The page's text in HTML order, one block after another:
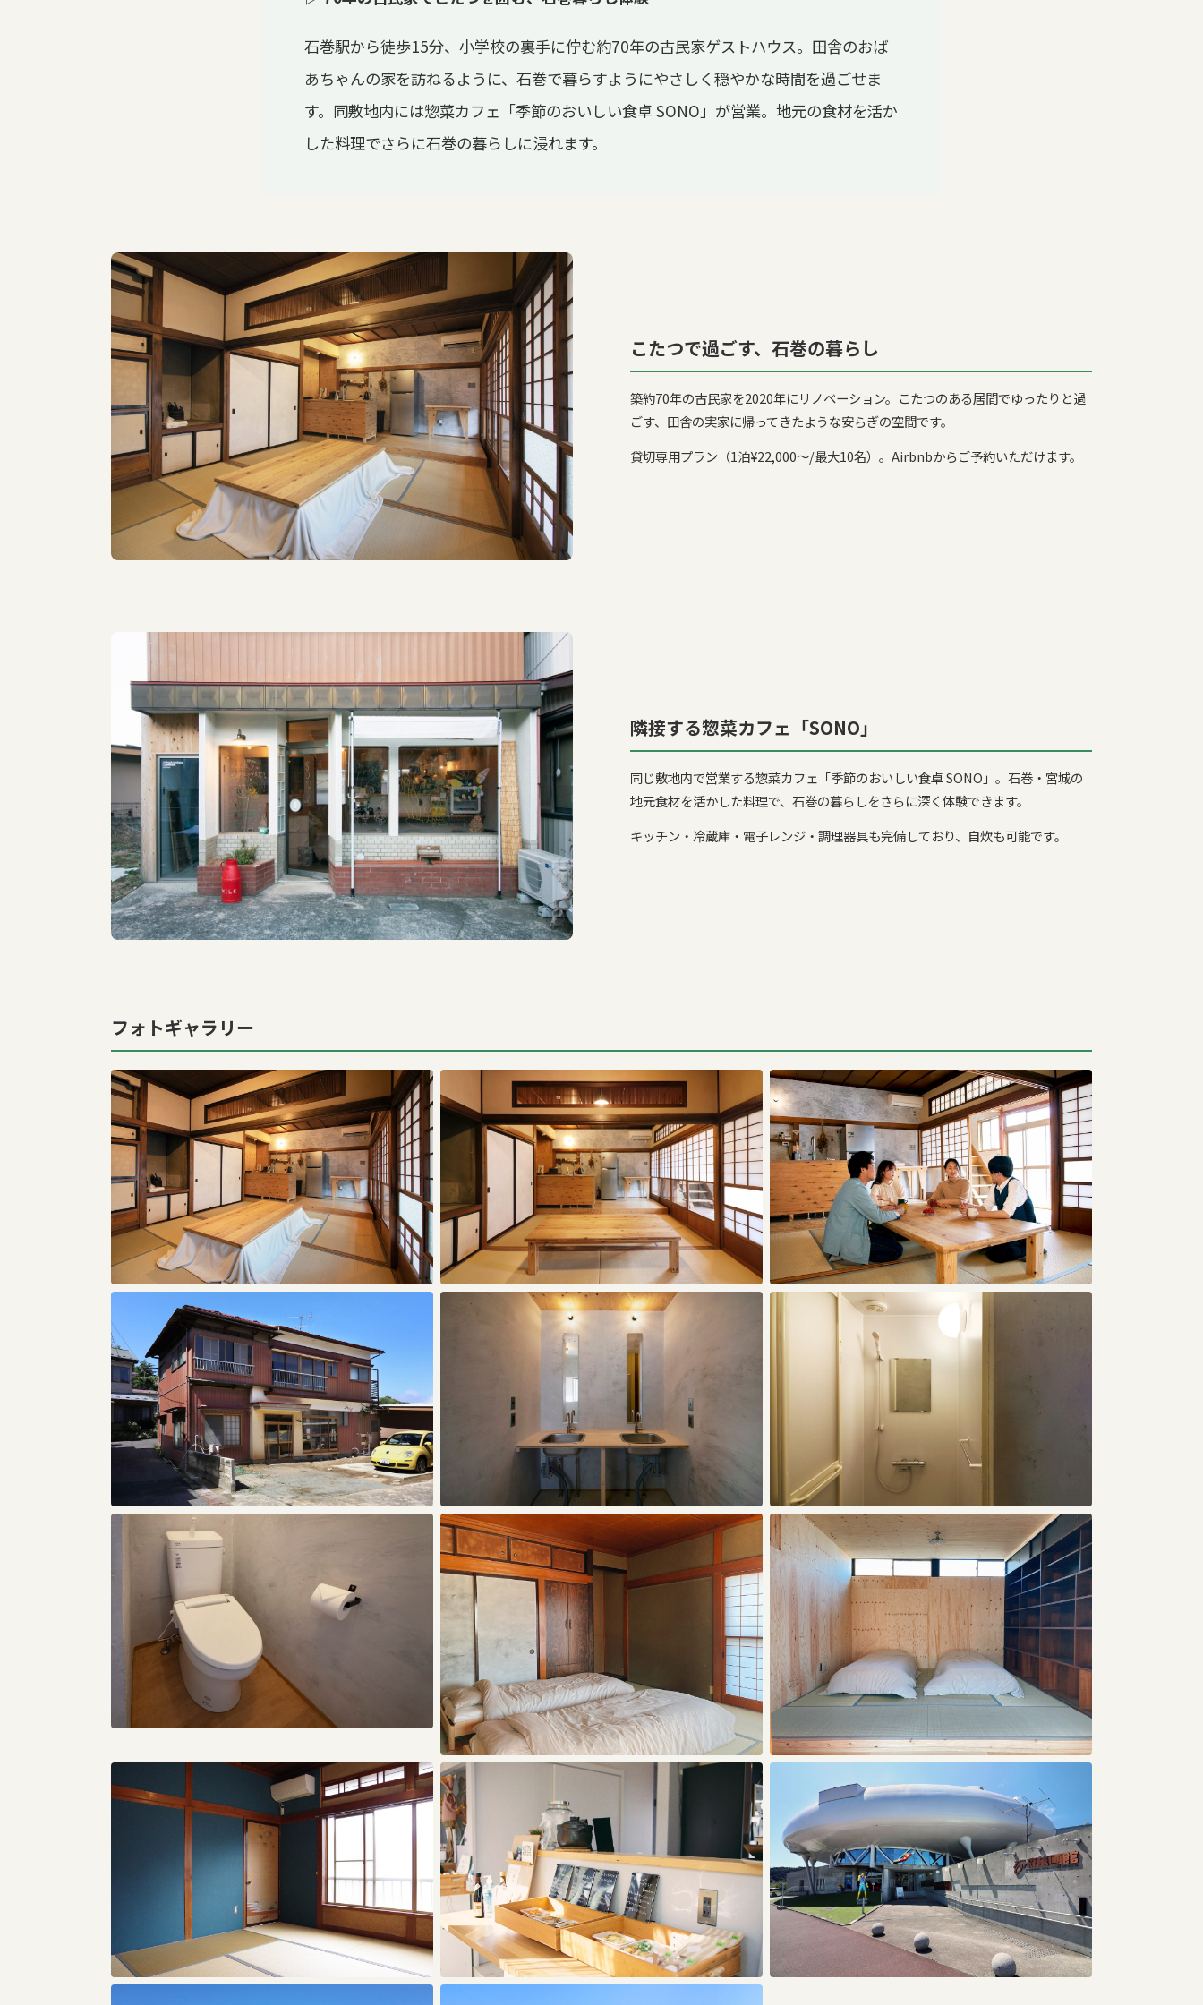
石巻駅から徒歩15分、小学校の裏手に佇む約70年の古民家ゲストハウス。田舎のおば
あちゃんの家を訪ねるように、石巻で暮らすようにやさしく穏やかな時間を過ごせま
す。同敷地内には惣菜カフェ「季節のおいしい食卓 SONO」が営業。地元の食材を活か
した料理でさらに石巻の暮らしに浸れます。
こたつで過ごす、石巻の暮らし
築約70年の古民家を2020年にリノベーション。こたつのある居間でゆったりと過
ごす、田舎の実家に帰ってきたような安らぎの空間です。
貸切専用プラン（1泊¥22,000〜/最大10名）。Airbnbからご予約いただけます。
隣接する惣菜カフェ「SONO」
同じ敷地内で営業する惣菜カフェ「季節のおいしい食卓 SONO」。石巻・宮城の
地元食材を活かした料理で、石巻の暮らしをさらに深く体験できます。
キッチン・冷蔵庫・電子レンジ・調理器具も完備しており、自炊も可能です。
フォトギャラリー